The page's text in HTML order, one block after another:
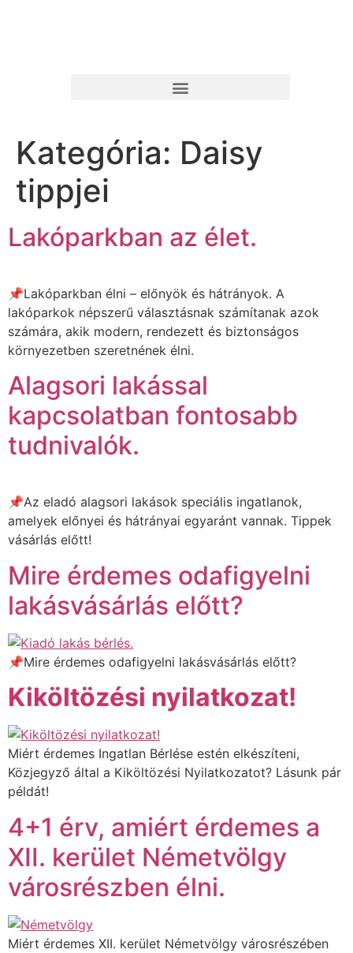
Kategória: Daisy
tippjei
Lakóparkban az élet.
📌Lakóparkban élni – előnyök és hátrányok. A
lakóparkok népszerű választásnak számítanak azok
számára, akik modern, rendezett és biztonságos
környezetben szeretnének élni.
Alagsori lakással
kapcsolatban fontosabb
tudnivalók.
📌Az eladó alagsori lakások speciális ingatlanok,
amelyek előnyei és hátrányai egyaránt vannak. Tippek
vásárlás előtt!
Mire érdemes odafigyelni
lakásvásárlás előtt?
📌Mire érdemes odafigyelni lakásvásárlás előtt?
Kiköltözési nyilatkozat!
Miért érdemes Ingatlan Bérlése estén elkészíteni,
Közjegyző által a Kiköltözési Nyilatkozatot? Lásunk pár
példát!
4+1 érv, amiért érdemes a
XII. kerület Németvölgy
városrészben élni.
Miért érdemes XII. kerület Németvölgy városrészében